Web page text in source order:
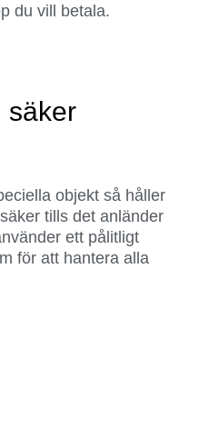
du vill betala.
säker
objekt så håller
tills det anländer
ett pålitligt
för att hantera alla